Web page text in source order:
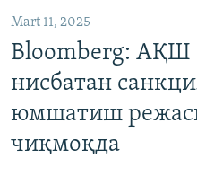
Mart 11, 2025
Bloomberg: АҚШ
нисбатан
юмшатиш
чиқмоқда